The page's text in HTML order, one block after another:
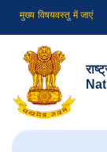
मुख्य विषयवस्तु में जाएं
खोजे